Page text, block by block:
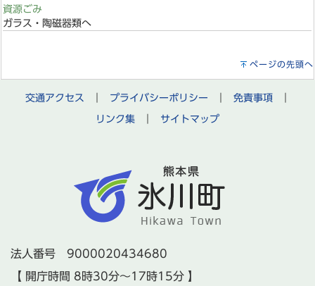
資源ごみ
ガラス・陶磁器類へ
ページの先頭へ
交通アクセス プライバシーポリシー 免責事項
リンク集
サイトマップ
法人番号 9000020434680
【 開庁時間 8時30分～17時15分 】